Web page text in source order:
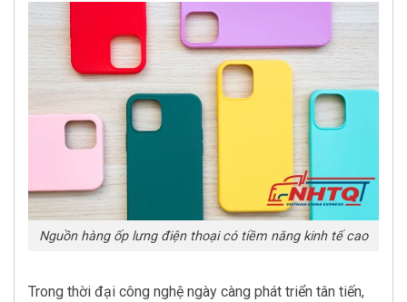
Nguồn hàng ốp lưng điện thoại có tiềm năng kinh tế cao
Trong thời đại công nghệ ngày càng phát triển tân tiến,